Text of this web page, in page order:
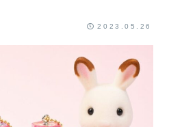
2023.05.26